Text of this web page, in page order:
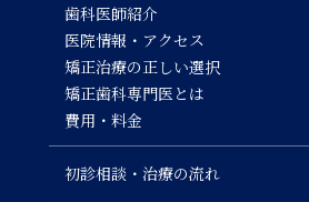
歯科医師紹介
医院情報・アクセス
矯正治療の正しい選択
矯正歯科専門医とは
費用・料金
初診相談・治療の流れ